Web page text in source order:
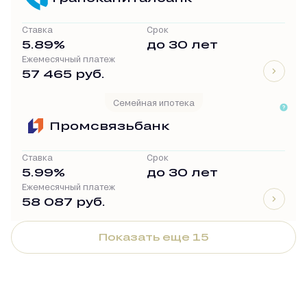
Ставка
5.89%
Срок
до 30 лет
Ежемесячный платеж
57 465 руб.
Семейная ипотека
Промсвязьбанк
Ставка
5.99%
Срок
до 30 лет
Ежемесячный платеж
58 087 руб.
Показать еще 15